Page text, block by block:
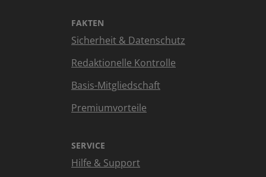
FAKTEN
Sicherheit & Datenschutz
Redaktionelle Kontrolle
Basis-Mitgliedschaft
Premiumvorteile
SERVICE
Hilfe & Support